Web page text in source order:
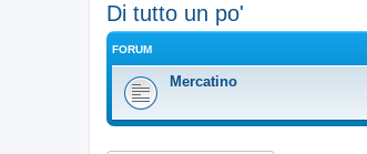
Di tutto un po'
FORUM
Mercatino